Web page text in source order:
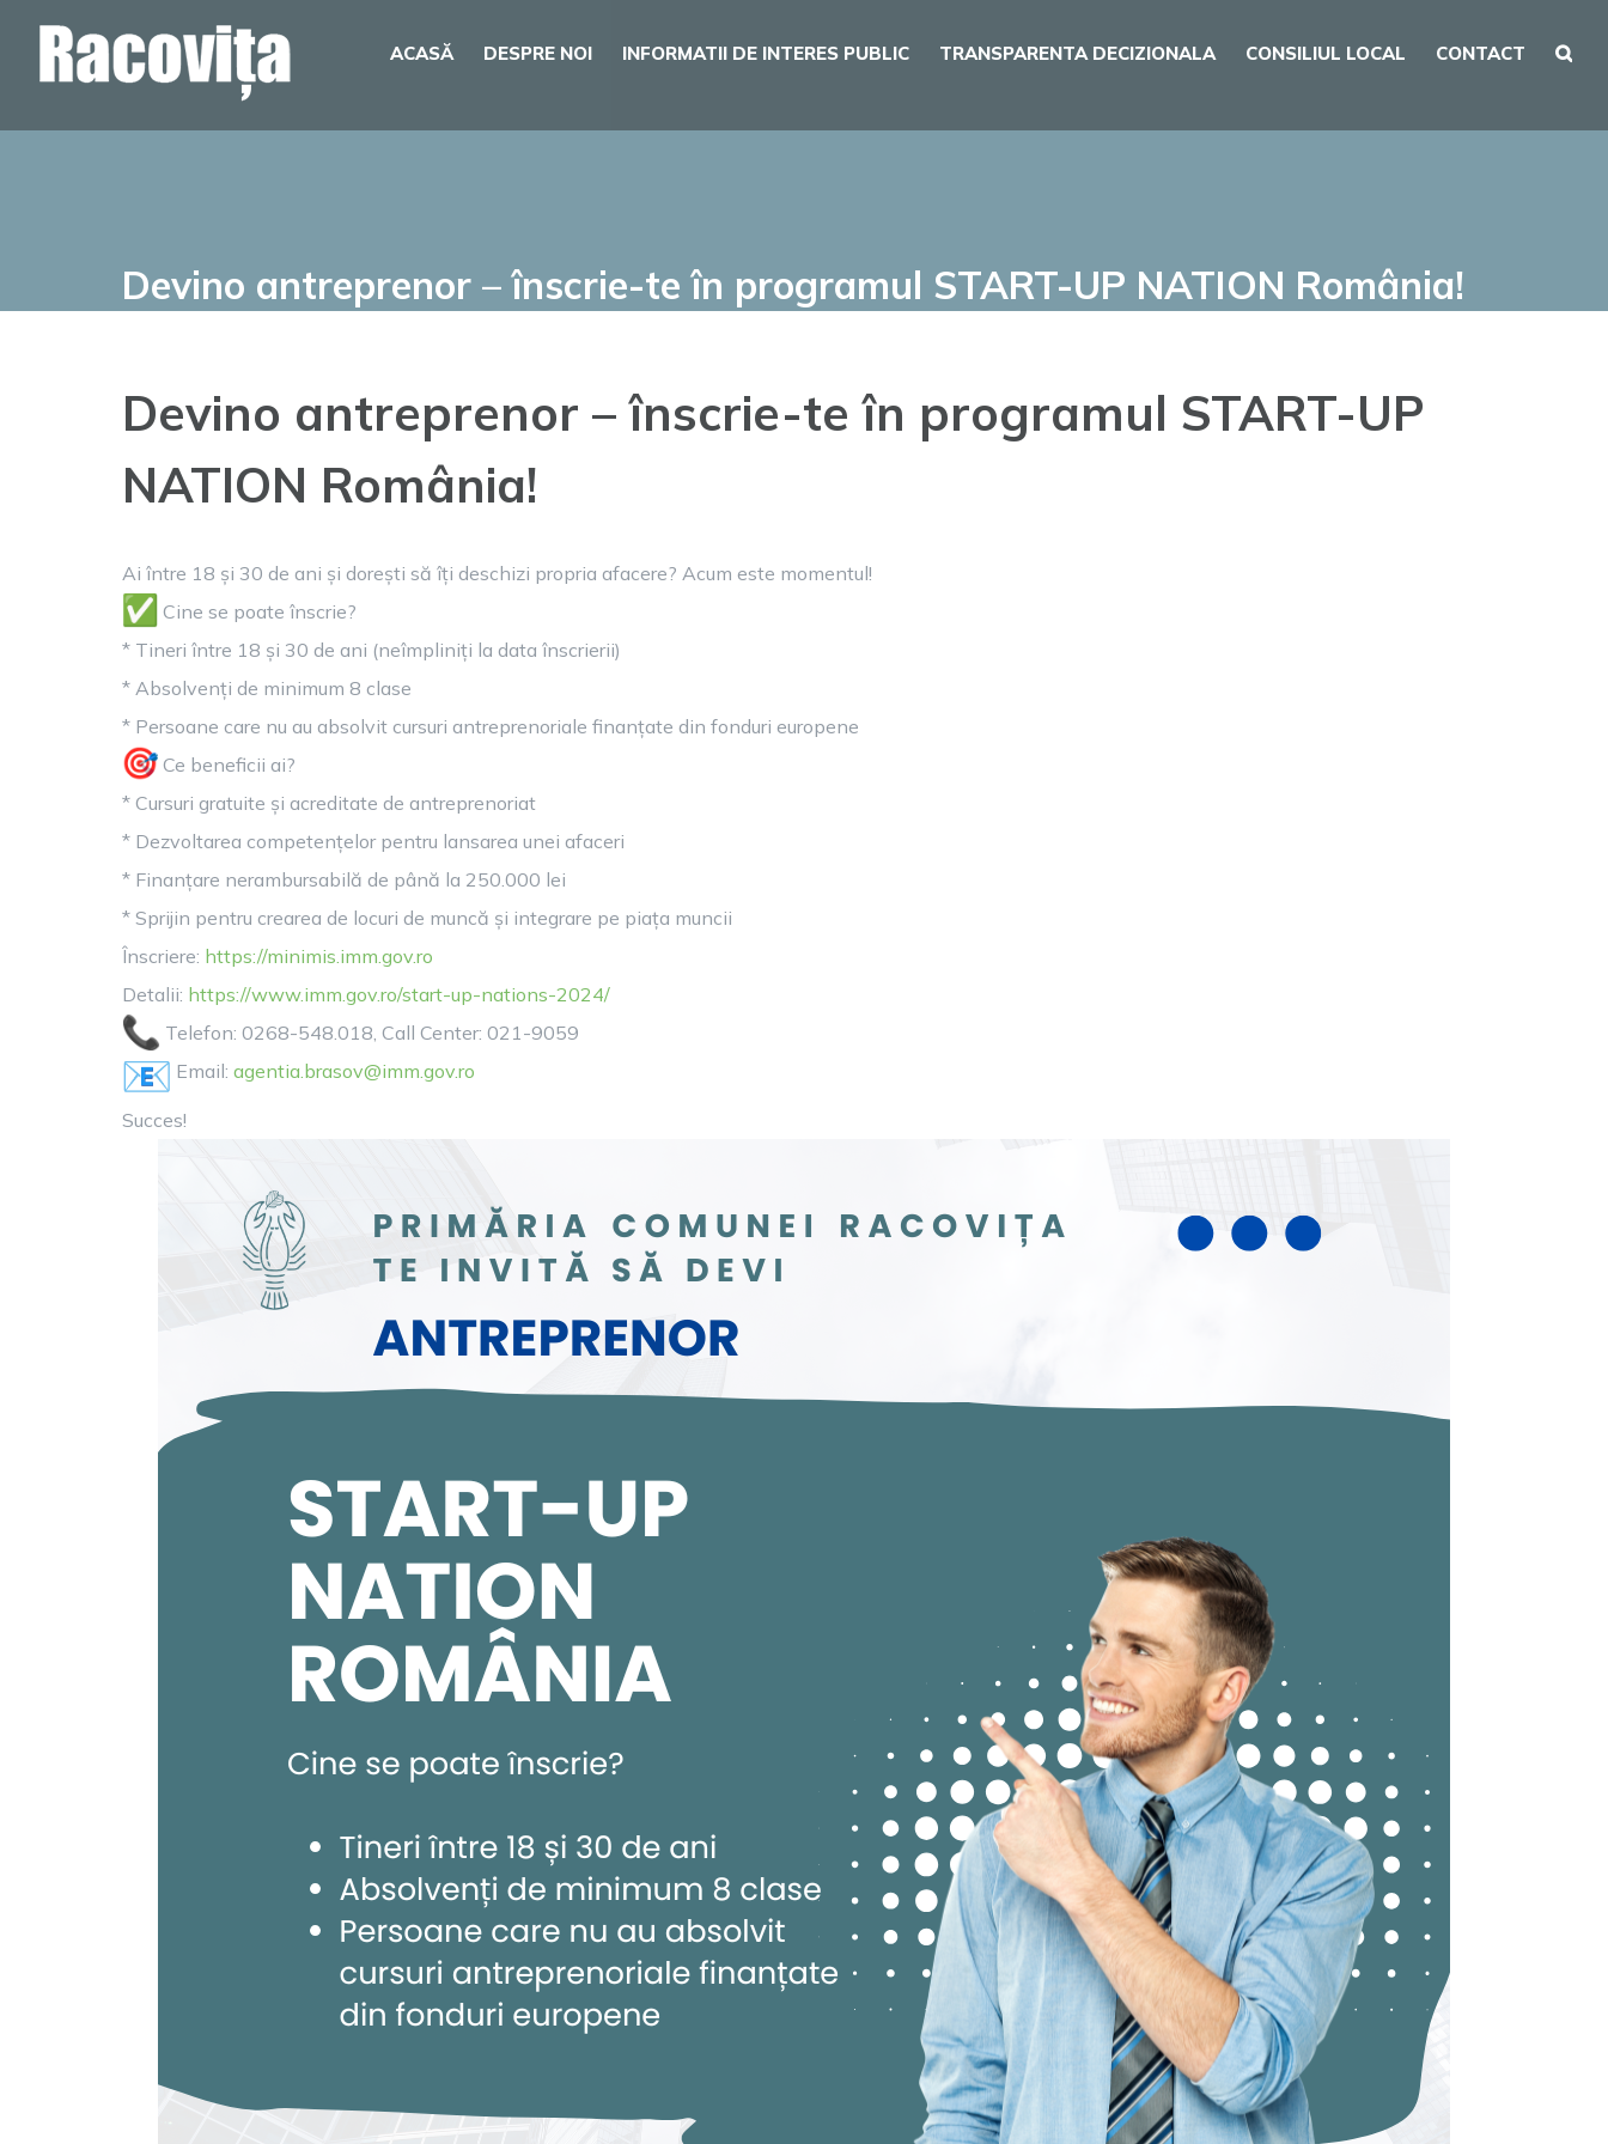
ACASĂ DESPRE NOI INFORMATII DE INTERES PUBLIC TRANSPARENTA DECIZIONALA CONSILIUL LOCAL CONTACT
Devino antreprenor – înscrie-te în programul START-UP NATION România!
Devino antreprenor – înscrie-te în programul START-UP
NATION România!
Ai între 18 și 30 de ani și dorești să îți deschizi propria afacere? Acum este momentul!
Cine se poate înscrie?
* Tineri între 18 și 30 de ani (neîmpliniți la data înscrierii)
* Absolvenți de minimum 8 clase
* Persoane care nu au absolvit cursuri antreprenoriale finanțate din fonduri europene
Ce beneficii ai?
* Cursuri gratuite și acreditate de antreprenoriat
* Dezvoltarea competențelor pentru lansarea unei afaceri
* Finanțare nerambursabilă de până la 250.000 lei
* Sprijin pentru crearea de locuri de muncă și integrare pe piața muncii
Înscriere: https://minimis.imm.gov.ro
Detalii: https://www.imm.gov.ro/start-up-nations-2024/
Telefon: 0268-548.018, Call Center: 021-9059
Email: agentia.brasov@imm.gov.ro
Succes!